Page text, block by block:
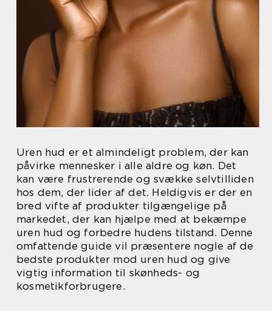
Uren hud er et almindeligt problem, der kan
påvirke mennesker i alle aldre og køn. Det
kan være frustrerende og svække selvtilliden
hos dem, der lider af det. Heldigvis er der en
bred vifte af produkter tilgængelige på
markedet, der kan hjælpe med at bekæmpe
uren hud og forbedre hudens tilstand. Denne
omfattende guide vil præsentere nogle af de
bedste produkter mod uren hud og give
vigtig information til skønheds- og
kosmetikforbrugere.